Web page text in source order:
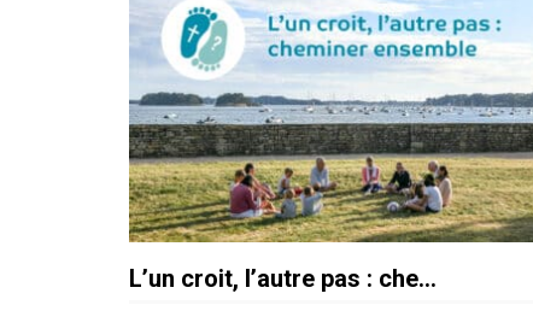
L’un croit, l’autre pas : che...